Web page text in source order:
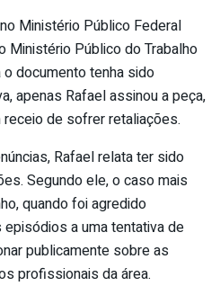
Ministério Público Federal
Ministério Público do Trabalho
o documento tenha sido
apenas Rafael assinou a peça,
de sofrer retaliações.
Rafael relata ter sido
Segundo ele, o caso mais
quando foi agredido
a uma tentativa de
publicamente sobre as
profissionais da área.